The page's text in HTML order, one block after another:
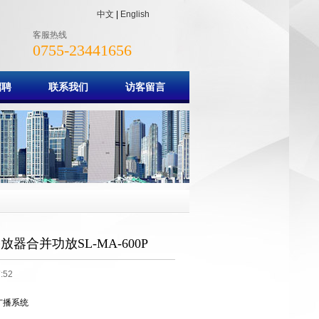
中文 English
客服热线
0755-23441656
聘 联系我们 访客留言
器合并功放SL-MA-600P
播系统